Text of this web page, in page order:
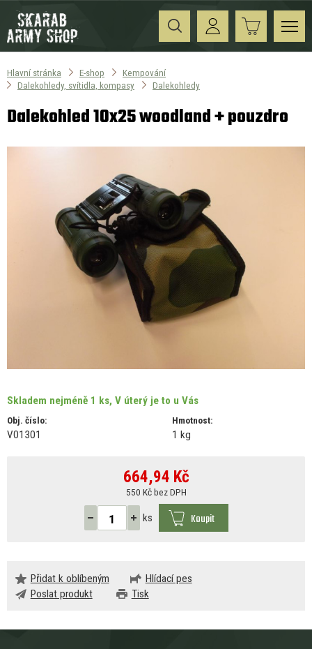
Hlavní stránka E-shop
Kempování
Dalekohledy, svítidla, kompasy
Dalekohledy
Dalekohled 10x25 woodland + pouzdro
Skladem nejméně 1 ks, V úterý je to u Vás
Obj. číslo:
V01301
Hmotnost:
1 kg
664,94 Kč
550 Kč bez DPH
ks Koupit
Přidat k oblíbeným
Hlídací pes
Poslat produkt
Tisk